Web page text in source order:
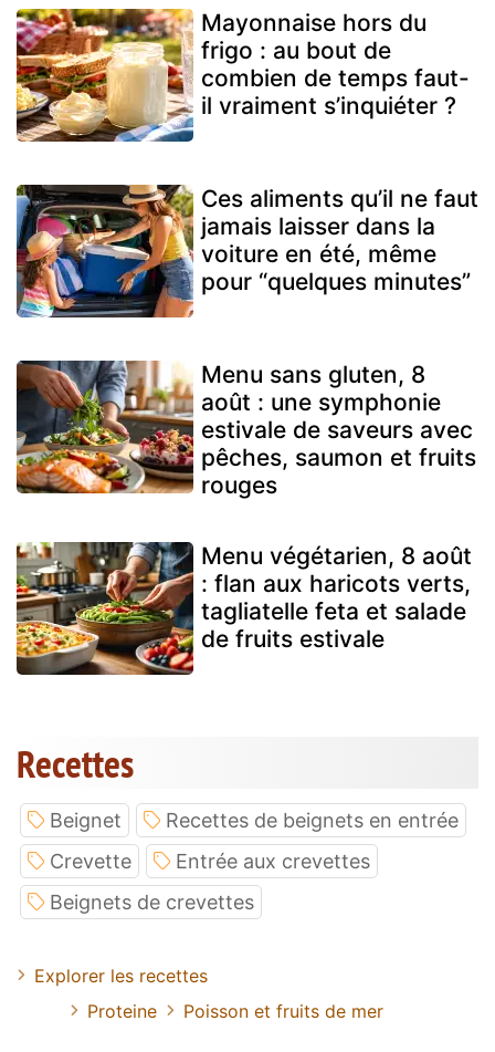
Mayonnaise hors du
frigo : au bout de
combien de temps faut-
il vraiment s’inquiéter ?
Ces aliments qu’il ne faut
jamais laisser dans la
voiture en été, même
pour “quelques minutes”
Menu sans gluten, 8
août : une symphonie
estivale de saveurs avec
pêches, saumon et fruits
rouges
Menu végétarien, 8 août
: flan aux haricots verts,
tagliatelle feta et salade
de fruits estivale
Recettes
Beignet
Recettes de beignets en entrée
Crevette
Entrée aux crevettes
Beignets de crevettes
Explorer les recettes
Proteine
Poisson et fruits de mer